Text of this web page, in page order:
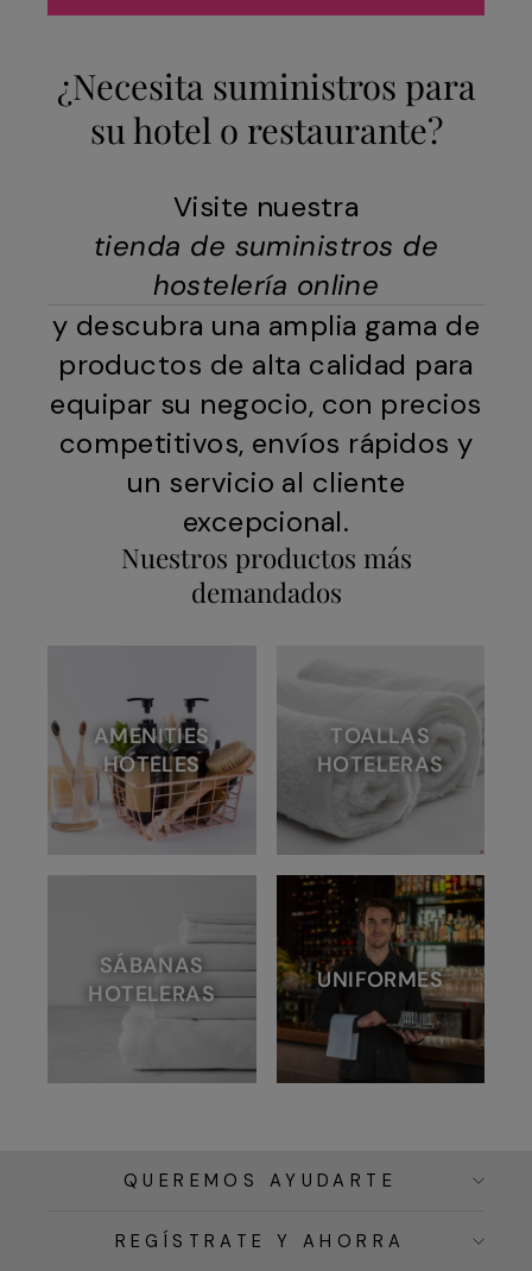
¿Necesita suministros para
su hotel o restaurante?
Visite nuestra
tienda de suministros de
hostelería online
y descubra una amplia gama de
productos de alta calidad para
equipar su negocio, con precios
competitivos, envíos rápidos y
un servicio al cliente
excepcional.
Nuestros productos más
demandados
AMENITIES
HOTELES
TOALLAS
HOTELERAS
SÁBANAS
HOTELERAS
UNIFORMES
QUEREMOS AYUDARTE
REGÍSTRATE Y AHORRA